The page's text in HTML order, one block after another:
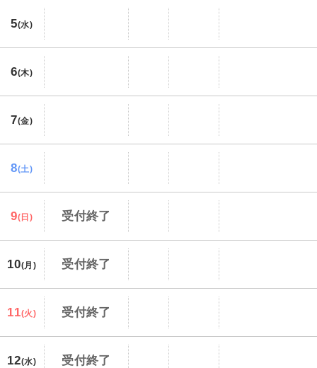
5(水)
6(木)
7(金)
8(土)
9(日) 受付終了
10(月) 受付終了
11(火) 受付終了
12(水) 受付終了